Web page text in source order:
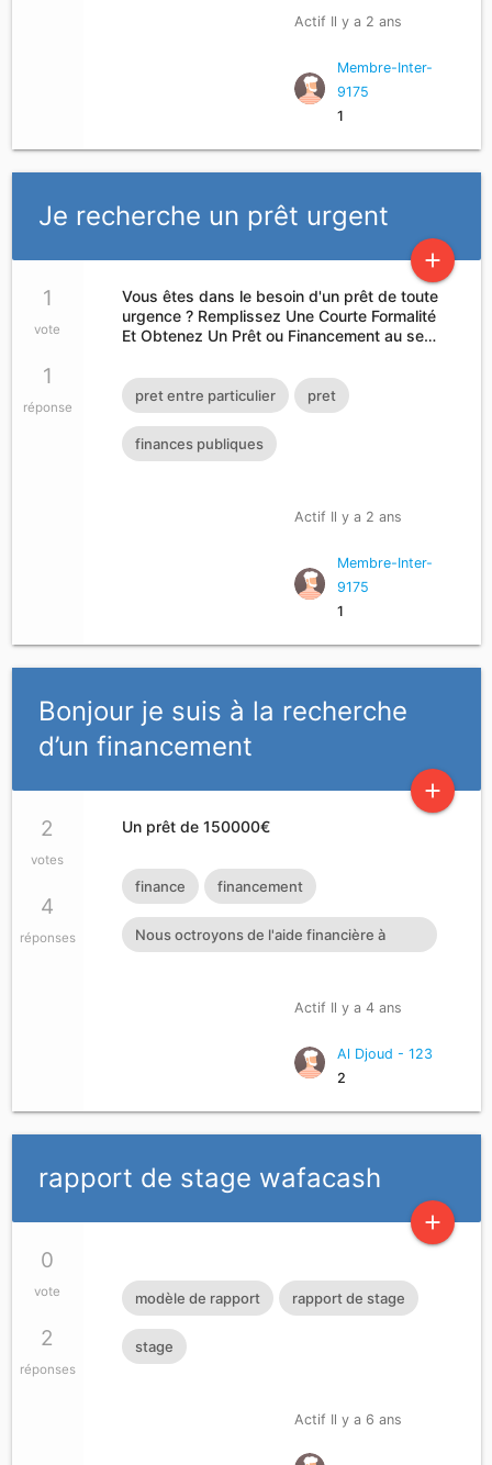
Actif Il y a 2 ans
Membre-Inter-
9175
1
Je recherche un prêt urgent
add
1
vote
1
réponse
Vous êtes dans le besoin d'un prêt de toute
urgence ? Remplissez Une Courte Formalité
Et Obtenez Un Prêt ou Financement au se…
pret entre particulier pret
finances publiques
Actif Il y a 2 ans
Membre-Inter-
9175
1
Bonjour je suis à la recherche
d’un financement
add
2
votes
4
réponses
Un prêt de 150000€
finance financement
Nous octroyons de l'aide financière à
Actif Il y a 4 ans
Al Djoud - 123
2
rapport de stage wafacash
add
0
vote
2
réponses
modèle de rapport rapport de stage
stage
Actif Il y a 6 ans